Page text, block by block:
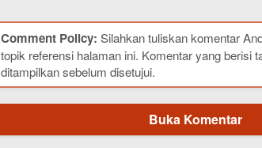
Comment Policy: Silahkan tuliskan komentar
topik referensi halaman ini. Komentar yang berisi
ditampilkan sebelum disetujui.
Buka Komentar